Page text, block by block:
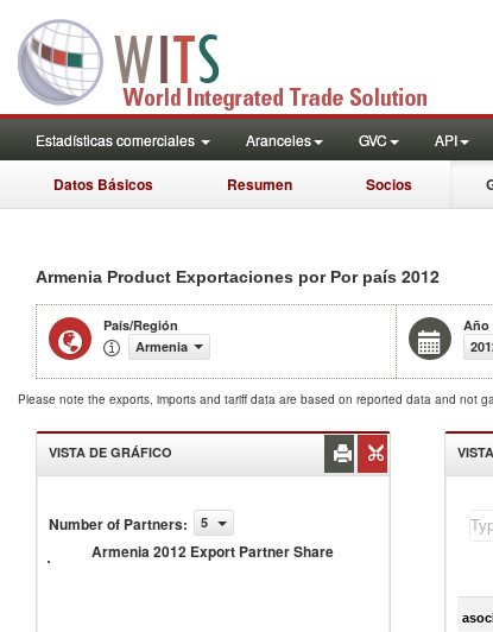
Estadísticas comerciales Aranceles GVC API
Datos Básicos Resumen Socios
Armenia Product Exportaciones por Por país 2012
País/Región
Armenia
Año
Please note the exports, imports and tariff data are based on reported data and not
VISTA DE GRÁFICO
Number of Partners: 5
Armenia 2012 Export Partner Share
Armenia
Export